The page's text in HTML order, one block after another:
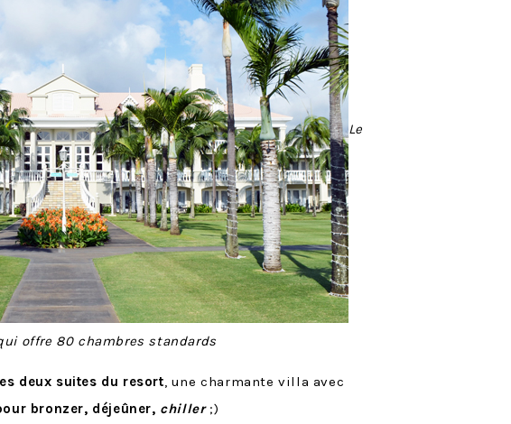
Le
offre 80 chambres standards
deux suites du resort, une charmante villa avec
bronzer, déjeûner, chiller;)